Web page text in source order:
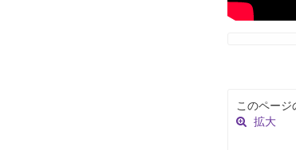
このページ
拡大